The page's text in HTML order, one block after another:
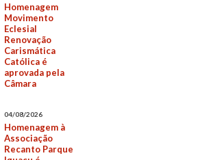
Homenagem
Movimento
Eclesial
Renovação
Carismática
Católica é
aprovada pela
Câmara
04/08/2026
Homenagem à
Associação
Recanto Parque